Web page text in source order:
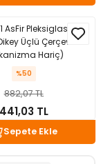
AsFir Pleksiglas Mat
Üçlü Çerçeve
Hariç)
%50
882,07 TL
441,03 TL
Sepete Ekle